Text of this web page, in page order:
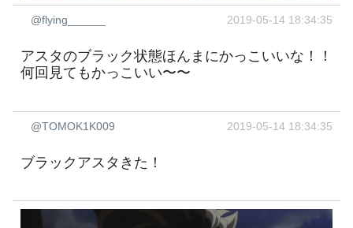
@flying______ 2019-05-14 18:34:35
アスタのブラック状態ほんまにかっこいいな！！
何回見てもかっこいい〜〜
@TOMOK1K009 2019-05-14 18:34:35
ブラックアスタきた！